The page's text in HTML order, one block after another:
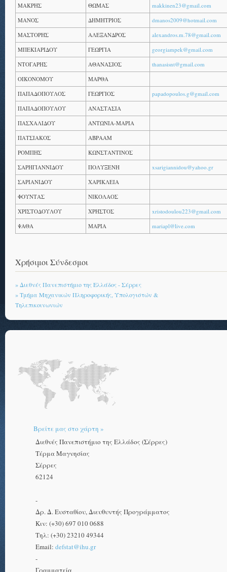
ΜΑΚΡΗΣ
ΘΩΜΑΣ
makkinen23@gmail.com
ΜΑΝΟΣ
ΔΗΜΗΤΡΙΟΣ
dmanos2009@hotmail.com
ΜΑΣΤΟΡΗΣ
ΑΛΕΞΑΝΔΡΟΣ
alexandros.m.78@gmail.com
ΜΠΕΚΙΑΡΙΔΟΥ
ΓΕΩΡΓΙΑ
georgiampek@gmail.com
ΝΤΟΓΑΡΗΣ
ΑΘΑΝΑΣΙΟΣ
thanasisnt@gmail.com
ΟΙΚΟΝΟΜΟΥ
ΜΑΡΘΑ
ΠΑΠΑΔΟΠΟΥΛΟΣ
ΓΕΩΡΓΙΟΣ
papadopoulos.g@gmail.com
ΠΑΠΑΔΟΠΟΥΛΟΥ
ΑΝΑΣΤΑΣΙΑ
ΠΑΣΧΑΛΙΔΟΥ
ΑΝΤΩΝΙΑ-ΜΑΡΙΑ
ΠΑΤΣΙΑΚΟΣ
ΑΒΡΑΑΜ
ΡΟΜΠΗΣ
ΚΩΝΣΤΑΝΤΙΝΟΣ
ΣΑΡΗΓΙΑΝΝΙΔΟΥ
ΠΟΛΥΞΕΝΗ
xsarigiannidou@yahoo.gr
ΣΑΡΙΑΝΙΔΟΥ
ΧΑΡΙΚΛΕΙΑ
ΦΟΥΝΤΑΣ
ΝΙΚΟΛΑΟΣ
ΧΡΙΣΤΟΔΟΥΛΟΥ
ΧΡΗΣΤΟΣ
xristodoulou223@gmail.com
ΨΑΘΑ
ΜΑΡΙΑ mariapl@live.com
Χρήσιμοι Σύνδεσμοι
» Διεθνές Πανεπιστήμιο της Ελλάδος - Σέρρες
» Τμήμα Μηχανικών Πληροφορικής, Υπολογιστών &
Τηλεπικοινωνιών
Βρείτε μας στο χάρτη »
Διεθνές Πανεπιστήμιο της Ελλάδος (Σέρρες)
Τέρμα Μαγνησίας
Σέρρες
62124
-
Δρ. Δ. Ευσταθίου, Διευθυντής Προγράμματος
Κιν: (+30) 697 010 0688
Τηλ: (+30) 23210 49344
Email: defstat@ihu.gr
-
Γραμματεία